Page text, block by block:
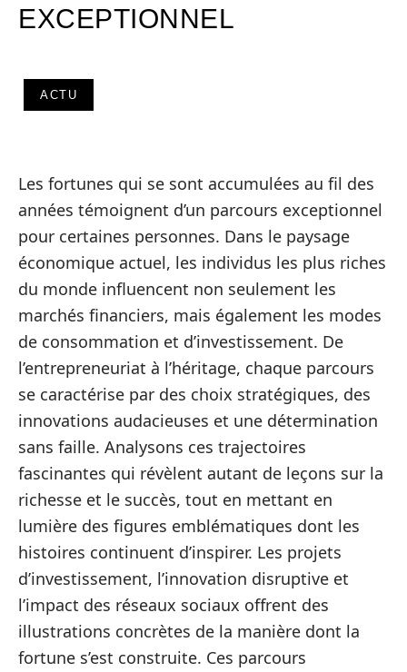
EXCEPTIONNEL
ACTU
Les fortunes qui se sont accumulées au fil des
années témoignent d’un parcours exceptionnel
pour certaines personnes. Dans le paysage
économique actuel, les individus les plus riches
du monde influencent non seulement les
marchés financiers, mais également les modes
de consommation et d’investissement. De
l’entrepreneuriat à l’héritage, chaque parcours
se caractérise par des choix stratégiques, des
innovations audacieuses et une détermination
sans faille. Analysons ces trajectoires
fascinantes qui révèlent autant de leçons sur la
richesse et le succès, tout en mettant en
lumière des figures emblématiques dont les
histoires continuent d’inspirer. Les projets
d’investissement, l’innovation disruptive et
l’impact des réseaux sociaux offrent des
illustrations concrètes de la manière dont la
fortune s’est construite. Ces parcours